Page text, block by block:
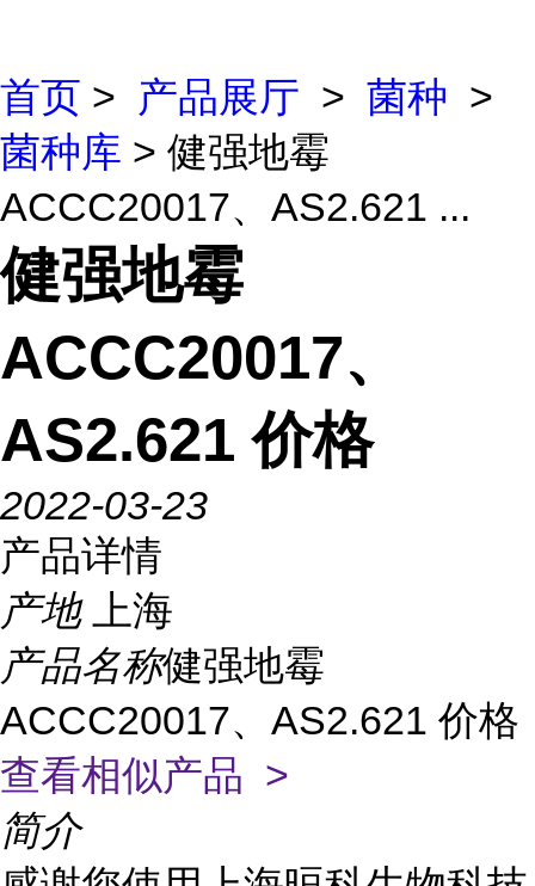
首页 > 产品展厅 > 菌种 >
菌种库 > 健强地霉
ACCC20017、AS2.621 ...
健强地霉
ACCC20017、
AS2.621 价格
2022-03-23
产品详情
产地
上海
产品名称健强地霉
ACCC20017、AS2.621 价格
查看相似产品 >
简介